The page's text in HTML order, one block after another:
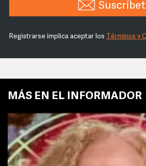
Registrarse implica aceptar los Términos y
MÁS EN EL INFORMADOR